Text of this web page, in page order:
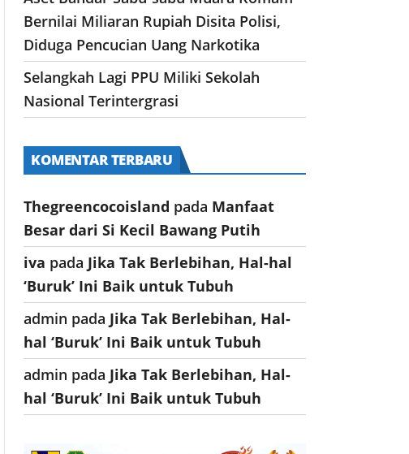
Bernilai Miliaran Rupiah Disita Polisi,
Diduga Pencucian Uang Narkotika
Selangkah Lagi PPU Miliki Sekolah
Nasional Terintergrasi
KOMENTAR TERBARU
Thegreencocoisland pada Manfaat
Besar dari Si Kecil Bawang Putih
iva pada Jika Tak Berlebihan, Hal-hal
‘Buruk’ Ini Baik untuk Tubuh
admin pada Jika Tak Berlebihan, Hal-
hal ‘Buruk’ Ini Baik untuk Tubuh
admin pada Jika Tak Berlebihan, Hal-
hal ‘Buruk’ Ini Baik untuk Tubuh